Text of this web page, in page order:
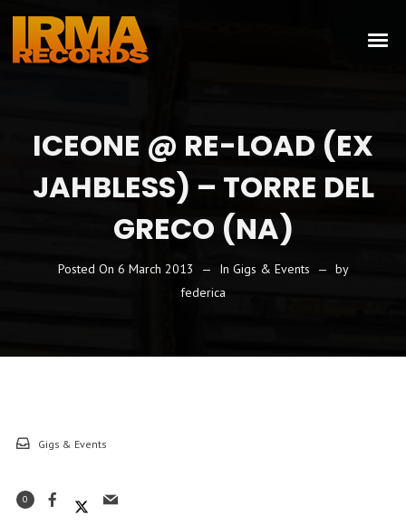
ICEONE @ RE-LOAD (EX
JAHBLESS) – TORRE DEL
GRECO (NA)
Posted On 6 March 2013 In Gigs & Events
by
federica
Gigs & Events
0